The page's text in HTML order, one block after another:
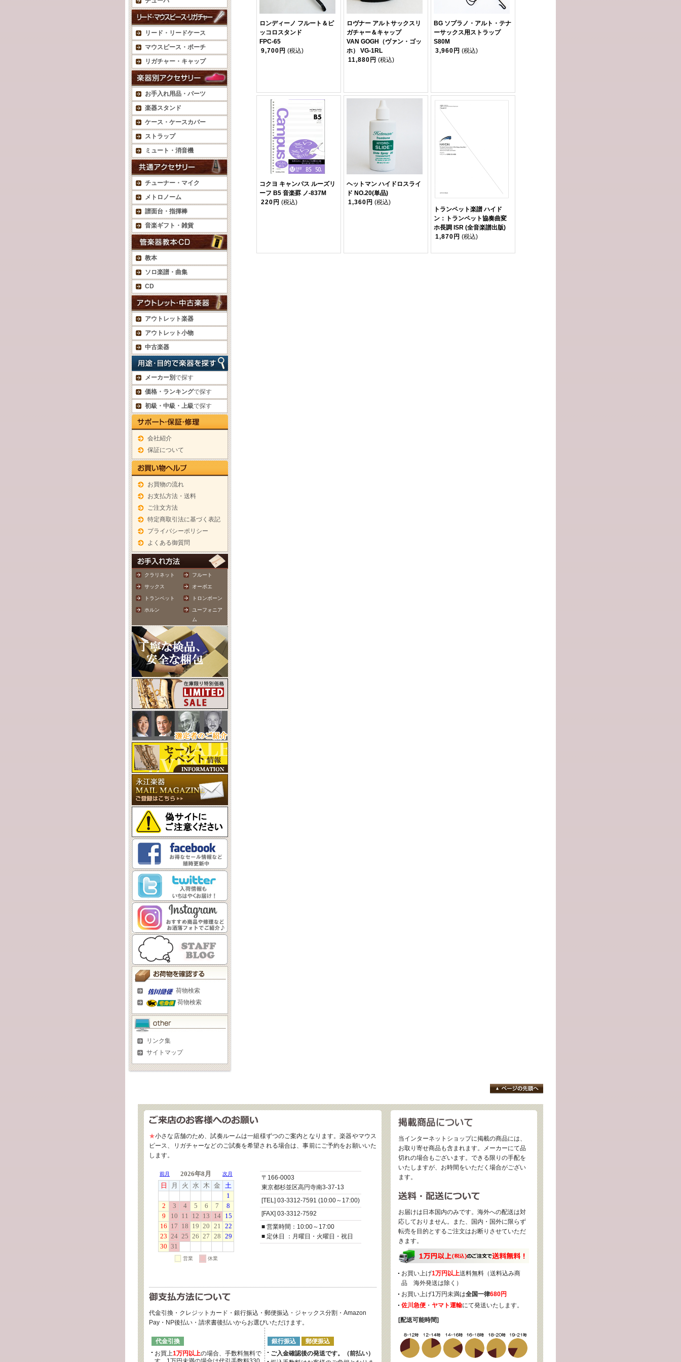
リード・リードケース
マウスピース・ポーチ
リガチャー・キャップ
お手入れ用品・パーツ
楽器スタンド
ケース・ケースカバー
ストラップ
ミュート・消音機
チューナー・マイク
メトロノーム
譜面台・指揮棒
音楽ギフト・雑貨
教本
ソロ楽譜・曲集
CD
アウトレット楽器
アウトレット小物
中古楽器
メーカー別で探す
価格・ランキングで探す
初級・中級・上級で探す
会社紹介
保証について
お買物の流れ
お支払方法・送料
ご注文方法
特定商取引法に基づく表記
プライバシーポリシー
よくある御質問
クラリネット フルート
サックス オーボエ
トランペット トロンボーン
ホルン
ユーフォニア
ム
荷物検索
荷物検索
リンク集
サイトマップ
ロンディーノ フルート＆ピ
ッコロスタンド
FPC-65
9,700円 (税込)
ロヴナー アルトサックスリ
ガチャー＆キャップ
VAN GOGH（ヴァン・ゴッ
ホ） VG-1RL
11,880円 (税込)
BG ソプラノ・アルト・テナ
ーサックス用ストラップ
S80M
3,960円 (税込)
コクヨ キャンパス ルーズリ
ーフ B5 音楽罫 ノ-837M
220円 (税込)
ヘットマン ハイドロスライ
ド NO.20(単品)
1,360円 (税込)
トランペット楽譜 ハイド
ン：トランペット協奏曲変
ホ長調 ISR (全音楽譜出版)
1,870円 (税込)
★小さな店舗のため、試奏ルームは一組様ずつのご案内となります。楽器やマウス
ピース、リガチャーなどのご試奏を希望される場合は、事前にご予約をお願いいた
します。
〒166-0003
東京都杉並区高円寺南3-37-13
[TEL] 03-3312-7591 (10:00～17:00)
[FAX] 03-3312-7592
■ 営業時間：10:00～17:00
■ 定休日 ：月曜日・火曜日・祝日
代金引換・クレジットカード・銀行振込・郵便振込・ジャックス分割・Amazon
Pay・NP後払い・請求書後払いからお選びいただけます。
代金引換
お買上1万円以上の場合、手数料無料で
銀行振込
郵便振込
ご入金確認後の発送です。（前払い）
当インターネットショップに掲載の商品には、
お取り寄せ商品も含まれます。メーカーにて品
切れの場合もございます。できる限りの手配を
いたしますが、お時間をいただく場合がござい
ます。
お届けは日本国内のみです。海外への配送は対
応しておりません。また、国内・国外に限らず
転売を目的とするご注文はお断りさせていただ
きます。
お買い上げ1万円以上送料無料（送料込み商
品 海外発送は除く）
お買い上げ1万円未満は全国一律680円
佐川急便 ・ ヤマト運輸にて発送いたします。
[配送可能時間]